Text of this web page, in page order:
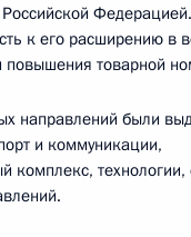
к его расширению в
товарной
направлений были
и коммуникации,
комплекс, технологии,